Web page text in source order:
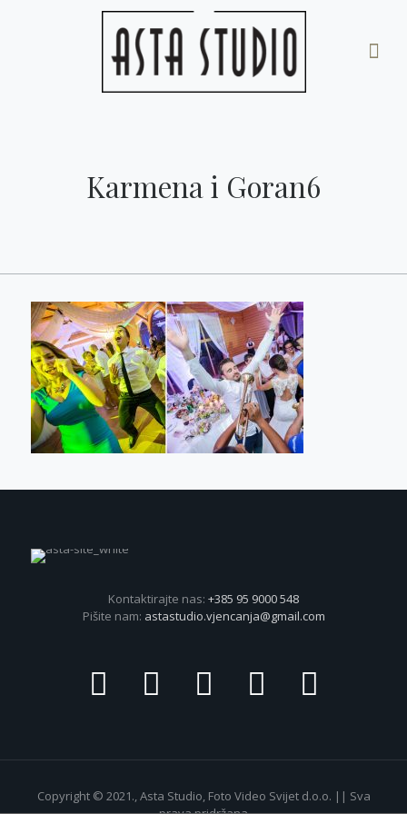
Karmena i Goran6
Kontaktirajte nas: +385 95 9000 548
Pišite nam: astastudio.vjencanja@gmail.com
Copyright © 2021., Asta Studio, Foto Video Svijet d.o.o. || Sva